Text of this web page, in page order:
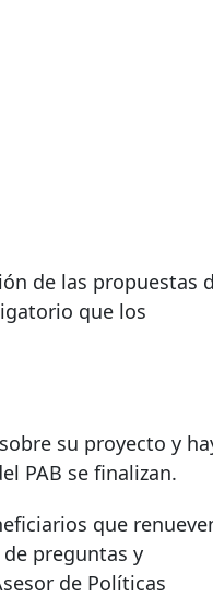
de las propuestas
que los
su proyecto y
PAB se finalizan.
que
preguntas y
de Políticas